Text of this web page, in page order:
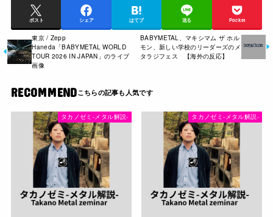
ポスト シェア はてブ 送る Pocket
東京 / Zepp
Haneda「BABYMETAL WORLD
TOUR 2026 IN JAPAN」のライブ
画像
BABYMETAL、マキシマム ザ ホル
モン、新しい学校のリーダーズのメ
タラジフェス 【海外の反応】
RECOMMEND
タカノゼミ-メタル解説- タカノゼミ-メタル解説-